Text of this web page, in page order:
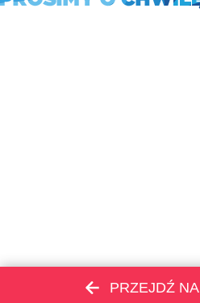
PRZEJDŹ NA